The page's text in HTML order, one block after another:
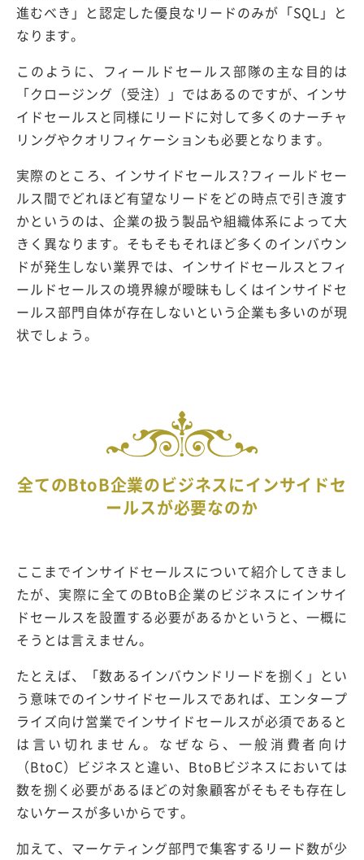
進むべき」と認定した優良なリードのみが「SQL」と
なります。
このように、フィールドセールス部隊の主な目的は
「クロージング（受注）」ではあるのですが、インサ
イドセールスと同様にリードに対して多くのナーチャ
リングやクオリフィケーションも必要となります。
実際のところ、インサイドセールス?フィールドセー
ルス間でどれほど有望なリードをどの時点で引き渡す
かというのは、企業の扱う製品や組織体系によって大
きく異なります。そもそもそれほど多くのインバウン
ドが発生しない業界では、インサイドセールスとフィ
ールドセールスの境界線が曖昧もしくはインサイドセ
ールス部門自体が存在しないという企業も多いのが現
状でしょう。
全てのBtoB企業のビジネスにインサイドセ
ールスが必要なのか
ここまでインサイドセールスについて紹介してきまし
たが、実際に全てのBtoB企業のビジネスにインサイ
ドセールスを設置する必要があるかというと、一概に
そうとは言えません。
たとえば、「数あるインバウンドリードを捌く」とい
う意味でのインサイドセールスであれば、エンタープ
ライズ向け営業でインサイドセールスが必須であると
は言い切れません。なぜなら、一般消費者向け
（BtoC）ビジネスと違い、BtoBビジネスにおいては
数を捌く必要があるほどの対象顧客がそもそも存在し
ないケースが多いからです。
加えて、マーケティング部門で集客するリード数が少